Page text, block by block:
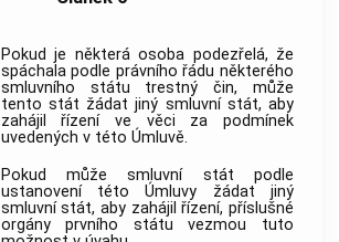
Pokud je některá osoba podezřelá, že
spáchala podle právního řádu některého
smluvního státu trestný čin, může
tento stát žádat jiný smluvní stát, aby
zahájil řízení ve věci za podmínek
uvedených v této Úmluvě.
Pokud může smluvní stát podle
ustanovení této Úmluvy žádat jiný
smluvní stát, aby zahájil řízení, příslušné
orgány prvního státu vezmou tuto